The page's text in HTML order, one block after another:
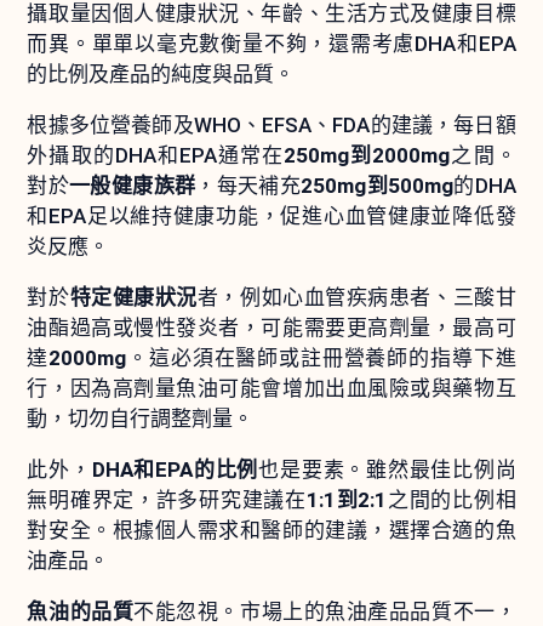
攝取量因個人健康狀況、年齡、生活方式及健康目標
而異。單單以毫克數衡量不夠，還需考慮DHA和EPA
的比例及產品的純度與品質。
根據多位營養師及WHO、EFSA、FDA的建議，每日額
外攝取的DHA和EPA通常在250mg到2000mg之間。
對於一般健康族群 ，每天補充250mg到500mg的DHA
和EPA足以維持健康功能，促進心血管健康並降低發
炎反應。
對於特定健康狀況者，例如心血管疾病患者、三酸甘
油酯過高或慢性發炎者，可能需要更高劑量，最高可
達2000mg 。這必須在醫師或註冊營養師的指導下進
行，因為高劑量魚油可能會增加出血風險或與藥物互
動，切勿自行調整劑量。
此外， DHA和EPA的比例也是要素。雖然最佳比例尚
無明確界定，許多研究建議在1:1到2:1 之間的比例相
對安全。根據個人需求和醫師的建議，選擇合適的魚
油產品。
魚油的品質不能忽視。市場上的魚油產品品質不一，